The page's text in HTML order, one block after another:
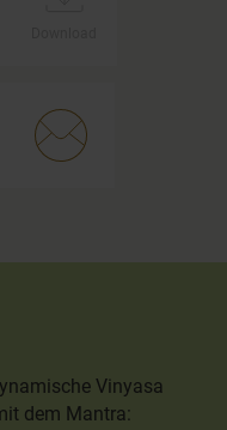
Vinyasa
dem Mantra: